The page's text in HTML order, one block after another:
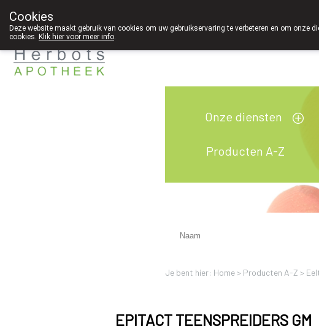
089 41 20 09
Onze diensten
Producten A-Z
Je bent hier: Home > Producten A-Z >
EPITACT TEENSPREIDERS GM
Cookies
Deze website maakt gebruik van cookies om uw gebruikservaring te verbeteren en om onze
cookies. Klik hier voor meer info.